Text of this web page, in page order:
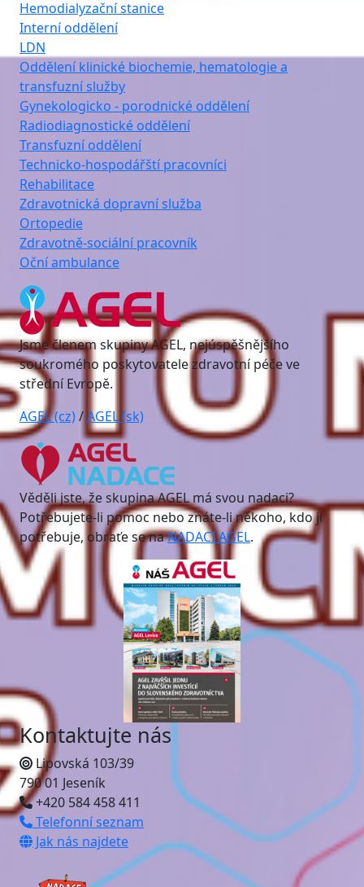
Hemodialyzační stanice
Interní oddělení
LDN
Oddělení klinické biochemie, hematologie a
transfuzní služby
Gynekologicko - porodnické oddělení
Radiodiagnostické oddělení
Transfuzní oddělení
Technicko-hospodářští pracovníci
Rehabilitace
Zdravotnická dopravní služba
Ortopedie
Zdravotně-sociální pracovník
Oční ambulance
Jsme členem skupiny AGEL, nejúspěšnějšího
soukromého poskytovatele zdravotní péče ve
střední Evropě.
AGEL (cz) /AGEL (sk)
Věděli jste, že skupina AGEL má svou nadaci?
Potřebujete-li pomoc nebo znáte-li někoho, kdo ji
potřebuje, obraťe se naNADACI AGEL.
Kontaktujte nás
Lipovská 103/39
790 01 Jeseník
+420 584 458 411
Telefonní seznam
Jak nás najdete